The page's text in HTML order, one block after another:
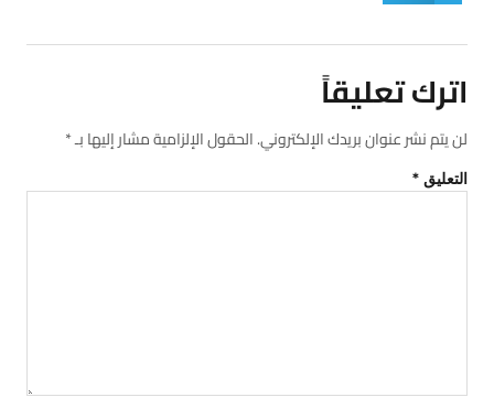
اترك تعليقاً
لن يتم نشر عنوان بريدك الإلكتروني.الحقول الإلزامية مشار إليها بـ*
التعليق *